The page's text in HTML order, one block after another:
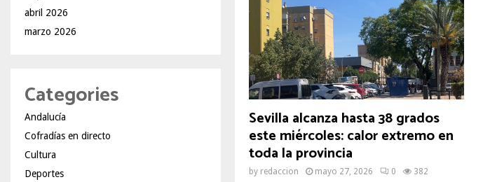
Sevilla alcanza hasta 38 grados
este miércoles: calor extremo en
toda la provincia
by redaccion mayo 27, 2026 0 382
abril 2026
marzo 2026
Categories
Andalucía
Cofradías en directo
Cultura
Deportes